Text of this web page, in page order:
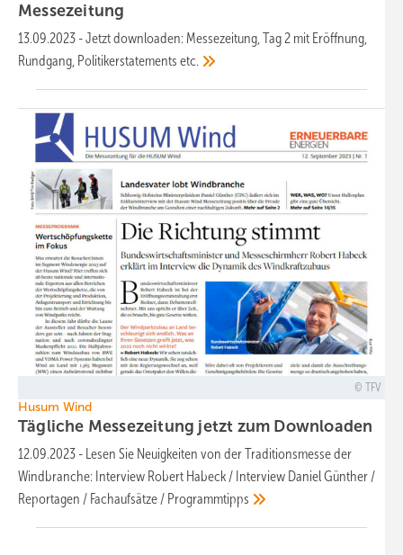
Messezeitung
13.09.2023 -Jetzt downloaden: Messezeitung, Tag 2 mit Eröffnung,
Rundgang, Politikerstatements etc.
TFV
Husum Wind
Tägliche Messezeitung jetzt zum Downloaden
12.09.2023 - Lesen Sie Neuigkeiten von der Traditionsmesse der
Windbranche: Interview Robert Habeck / Interview Daniel Günther /
Reportagen / Fachaufsätze / Programmtipps